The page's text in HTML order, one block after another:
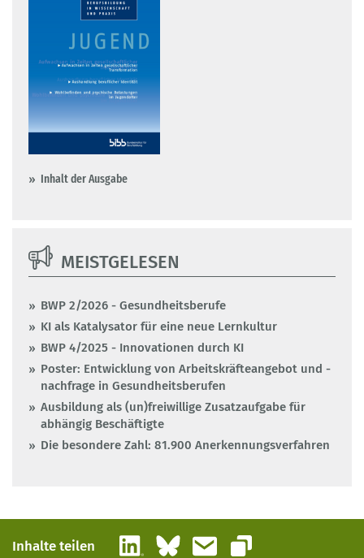
Inhalt der Ausgabe
MEISTGELESEN
BWP 2/2026 - Gesundheitsberufe
KI als Katalysator für eine neue Lernkultur
BWP 4/2025 - Innovationen durch KI
Poster: Entwicklung von Arbeitskräfteangebot und -
nachfrage in Gesundheitsberufen
Ausbildung als (un)freiwillige Zusatzaufgabe für
abhängig Beschäftigte
Die besondere Zahl: 81.900 Anerkennungsverfahren
Inhalte teilen LinkedInBlueskyE-Mail
Link kopieren